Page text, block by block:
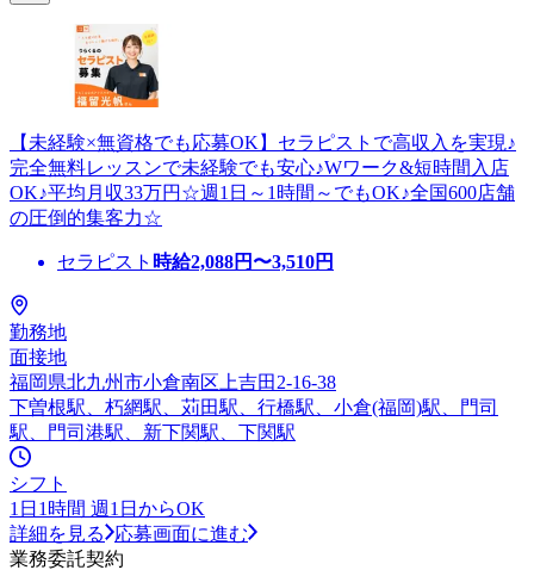
【未経験×無資格でも応募OK】セラピストで高収入を実現♪
完全無料レッスンで未経験でも安心♪Wワーク&短時間入店
OK♪平均月収33万円☆週1日～1時間～でもOK♪全国600店舗
の圧倒的集客力☆
セラピスト 時給2,088円〜3,510円
勤務地
面接地
福岡県北九州市小倉南区上吉田2-16-38
下曽根駅、朽網駅、苅田駅、行橋駅、小倉(福岡)駅、門司
駅、門司港駅、新下関駅、下関駅
シフト
1日1時間 週1日からOK
詳細を見る
応募画面に進む
業務委託契約